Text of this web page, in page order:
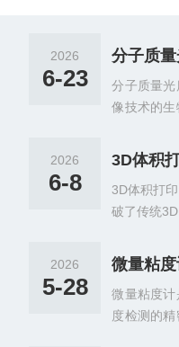
2026
6-23
分子质量
像技术的生
量分布。
固定处理
分子散射
子质量的定
及各类生物
基础研究
用前景，
2026
6-8
3D体积打
破了传统
影与空间能
体系中，通
精准固化
一次性完
2026
5-28
微量粘度
度检测的精